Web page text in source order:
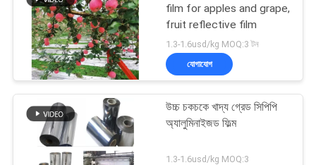
film for apples and grape,
fruit reflective film
1.3-1.6usd/kg MOQ:3 টন
যোগাযোগ
উচ্চ চকচকে খাদ্য গ্রেড সিপিপি
অ্যালুমিনাইজড ফিল্ম
1.3-1.6usd/kg MOQ:3